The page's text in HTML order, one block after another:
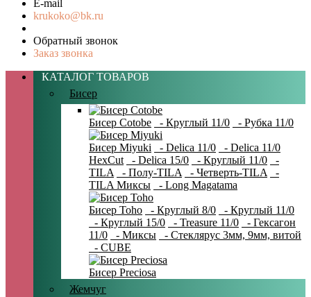
E-mail
krukoko@bk.ru
Обратный звонок
Заказ звонка
КАТАЛОГ ТОВАРОВ
Бисер
Бисер Cotobe - Круглый 11/0 - Рубка 11/0
Бисер Miyuki - Delica 11/0
- Delica 11/0
HexCut
- Delica 15/0 - Круглый 11/0
-
TILA
- Полу-TILA - Четверть-TILA
-
TILA Миксы
- Long Magatama
Бисер Toho - Круглый 8/0
- Круглый 11/0
- Круглый 15/0
- Treasure 11/0
- Гексагон
11/0
- Миксы
- Стеклярус 3мм, 9мм, витой
- CUBE
Бисер Preciosa
Жемчуг